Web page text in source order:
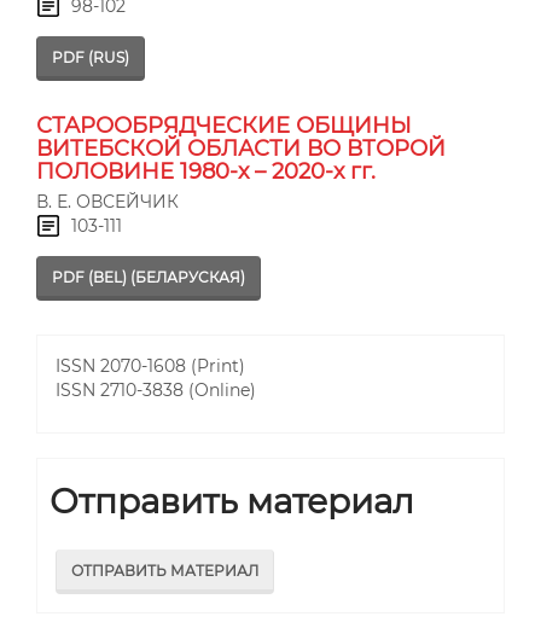
98-102
PDF (RUS)
СТАРООБРЯДЧЕСКИЕ ОБЩИНЫ
ВИТЕБСКОЙ ОБЛАСТИ ВО ВТОРОЙ
ПОЛОВИНЕ 1980-х – 2020-х гг.
В. Е. ОВСЕЙЧИК
103-111
PDF (BEL) (БЕЛАРУСКАЯ)
ISSN 2070-1608 (Print)
ISSN 2710-3838 (Online)
Отправить материал
ОТПРАВИТЬ МАТЕРИАЛ